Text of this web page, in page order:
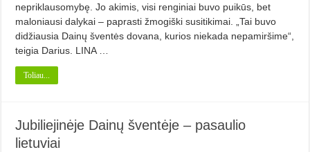
nepriklausomybę. Jo akimis, visi renginiai buvo puikūs, bet
maloniausi dalykai – paprasti žmogiški susitikimai. „Tai buvo
didžiausia Dainų šventės dovana, kurios niekada nepamiršime“,
teigia Darius. LINA …
Toliau...
Jubiliejinėje Dainų šventėje – pasaulio
lietuviai